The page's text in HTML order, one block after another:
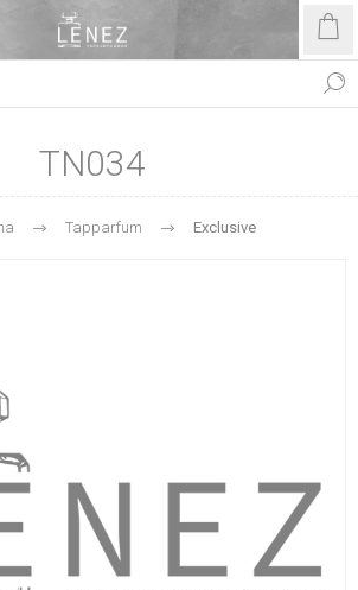
TN034
Tapparfum Exclusive